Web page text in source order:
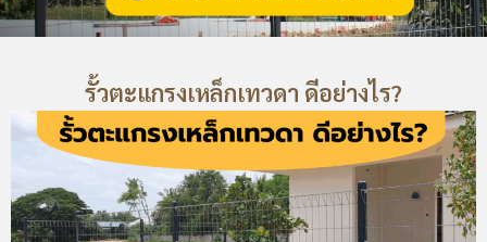
รั้วตะแกรงเหล็กเทวดา ดีอย่างไร?